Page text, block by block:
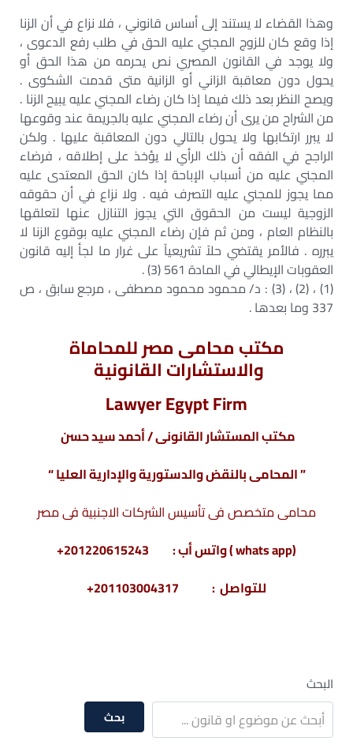
وهذا القضاء لا يستند إلى أساس قانوني ، فلا نزاع في أن الزنا
إذا وقع كان للزوج المجني عليه الحق في طلب رفع الدعوى ،
ولا يوجد في القانون المصري نص يحرمه من هذا الحق أو
يحول دون معاقبة الزاني أو الزانية متى قدمت الشكوى .
ويصح النظر بعد ذلك فيما إذا كان رضاء المجني عليه يبيح الزنا .
من الشراح من يرى أن رضاء المجني عليه بالجريمة عند وقوعها
لا يبرر ارتكابها ولا يحول بالتالي دون المعاقبة عليها . ولكن
الراجح في الفقه أن ذلك الرأي لا يؤخذ على إطلاقه ، فرضاء
المجني عليه من أسباب الإباحة إذا كان الحق المعتدى عليه
مما يجوز للمجني عليه التصرف فيه . ولا نزاع في أن حقوقه
الزوجية ليست من الحقوق التي يجوز التنازل عنها لتعلقها
بالنظام العام ، ومن ثم فإن رضاء المجني عليه بوقوع الزنا لا
يبرره . فالأمر يقتضي حلاً تشريعياً على غرار ما لجأ إليه قانون
العقوبات الإيطالي في المادة 561 (3) .
(1) ، (2) ، (3) : د/ محمود محمود مصطفى ، مرجع سابق ، ص
337 وما بعدها .
مكتب محامى مصر للمحاماة
والاستشارات القانونية
Lawyer Egypt Firm
مكتب المستشار القانونى / أحمد سيد حسن
” المحامى بالنقض والدستورية والإدارية العليا “
محامى متخصص فى تأسيس الشركات الاجنبية فى مصر
(whats app ) واتس أب : 201220615243+
للتواصل : 201103004317+
البحث
بحث